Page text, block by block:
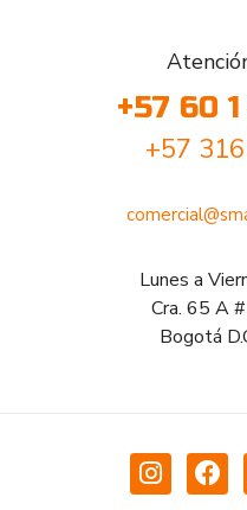
+57 60
+57
Lunes a
Cra. 65 A
Bogotá